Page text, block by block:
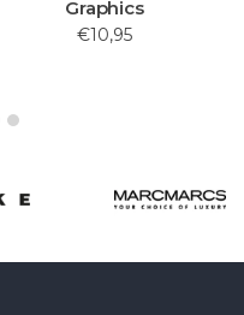
Graphics
€10,95